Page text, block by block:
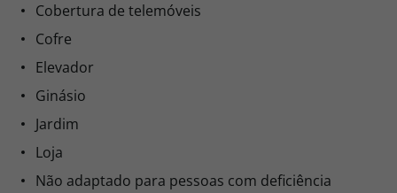
Cobertura de telemóveis
Cofre
Elevador
Ginásio
Jardim
Loja
Não adaptado para pessoas com deficiência